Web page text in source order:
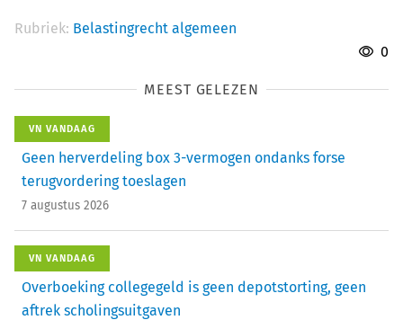
Rubriek: Belastingrecht algemeen
0
MEEST GELEZEN
VN VANDAAG
Geen herverdeling box 3-vermogen ondanks forse
terugvordering toeslagen
7 augustus 2026
VN VANDAAG
Overboeking collegegeld is geen depotstorting, geen
aftrek scholingsuitgaven